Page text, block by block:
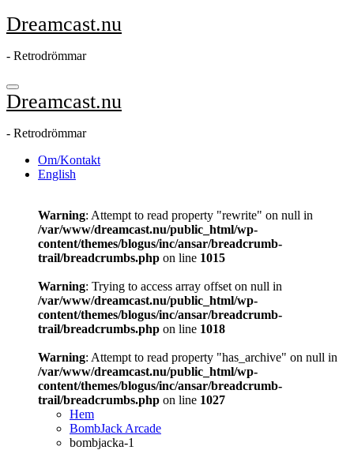
Hoppa
till
Dreamcast.nu
- Retrodrömmar
Dreamcast.nu
- Retrodrömmar
Om/Kontakt
English
Warning: Attempt to read property "rewrite" on null in
/var/www/dreamcast.nu/public_html/wp-
content/themes/blogus/inc/ansar/breadcrumb-
trail/breadcrumbs.php on line 1015
Warning: Trying to access array offset on null in
/var/www/dreamcast.nu/public_html/wp-
content/themes/blogus/inc/ansar/breadcrumb-
trail/breadcrumbs.php on line 1018
Warning: Attempt to read property "has_archive" on null in
/var/www/dreamcast.nu/public_html/wp-
content/themes/blogus/inc/ansar/breadcrumb-
trail/breadcrumbs.php on line 1027
Hem
BombJack Arcade
bombjacka-1